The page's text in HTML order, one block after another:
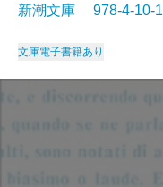
新潮文庫 978-4-
文庫電子書籍あり